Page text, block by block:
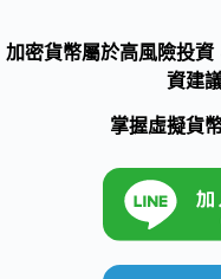
加密貨幣屬於高風險投
資建
掌握虛擬貨